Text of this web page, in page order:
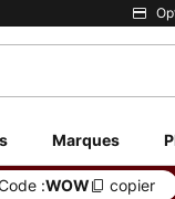
Marques
:WOW copier